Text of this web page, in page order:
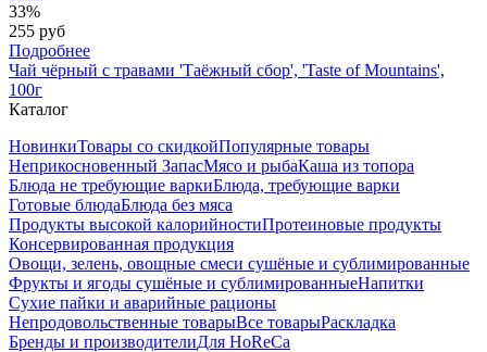
33%
255 руб
Подробнее
Чай чёрный с травами 'Таёжный сбор', 'Taste of Mountains',
100г
Каталог
НовинкиТовары со скидкойПопулярные товары
Неприкосновенный ЗапасМясо и рыбаКаша из топора
Блюда не требующие варкиБлюда, требующие варки
Готовые блюдаБлюда без мяса
Продукты высокой калорийностиПротеиновые продукты
Консервированная продукция
Овощи, зелень, овощные смеси сушёные и сублимированные
Фрукты и ягоды сушёные и сублимированныеНапитки
Сухие пайки и аварийные рационы
Непродовольственные товарыВсе товарыРаскладка
Бренды и производителиДля HoReCa